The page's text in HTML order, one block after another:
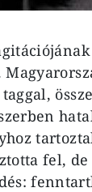
fel,